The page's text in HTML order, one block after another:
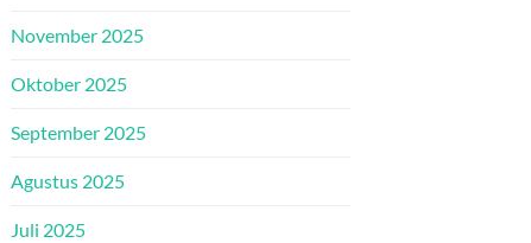
November 2025
Oktober 2025
September 2025
Agustus 2025
Juli 2025